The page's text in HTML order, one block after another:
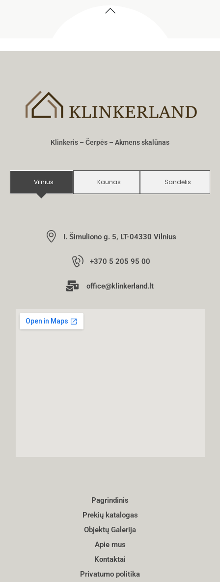
Klinkeris – Čerpės – Akmens skalūnas
Vilnius Kaunas Sandėlis
I. Šimuliono g. 5, LT-04330 Vilnius
+370 5 205 95 00
office@klinkerland.lt
Pagrindinis
Prekių katalogas
Objektų Galerija
Apie mus
Kontaktai
Privatumo politika